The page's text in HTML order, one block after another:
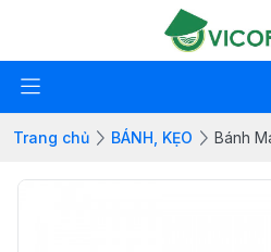
Trang chủ BÁNH, KẸO Bánh